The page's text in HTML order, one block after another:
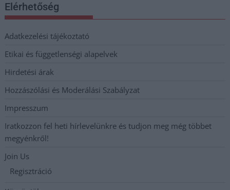
Elérhetőség
Adatkezelési tájékoztató
Etikai és függetlenségi alapelvek
Hirdetési árak
Hozzászólási és Moderálási Szabályzat
Impresszum
Iratkozzon fel heti hírlevelünkre és tudjon meg még többet
megyénkről!
Join Us
Regisztráció